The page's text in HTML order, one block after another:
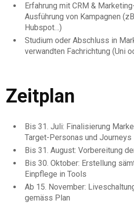
Erfahrung mit CRM &
Ausführung von Kampagnen
Hubspot…)
Studium oder Abschluss in
verwandten Fachrichtung (Uni
Zeitplan
Bis 31. Juli: Finalisierung
Target-Personas und Journeys
Bis 31. August: Vorbereitung
Bis 30. Oktober: Erstellung
Einpflege in Tools
Ab 15. November:
gemäss Plan